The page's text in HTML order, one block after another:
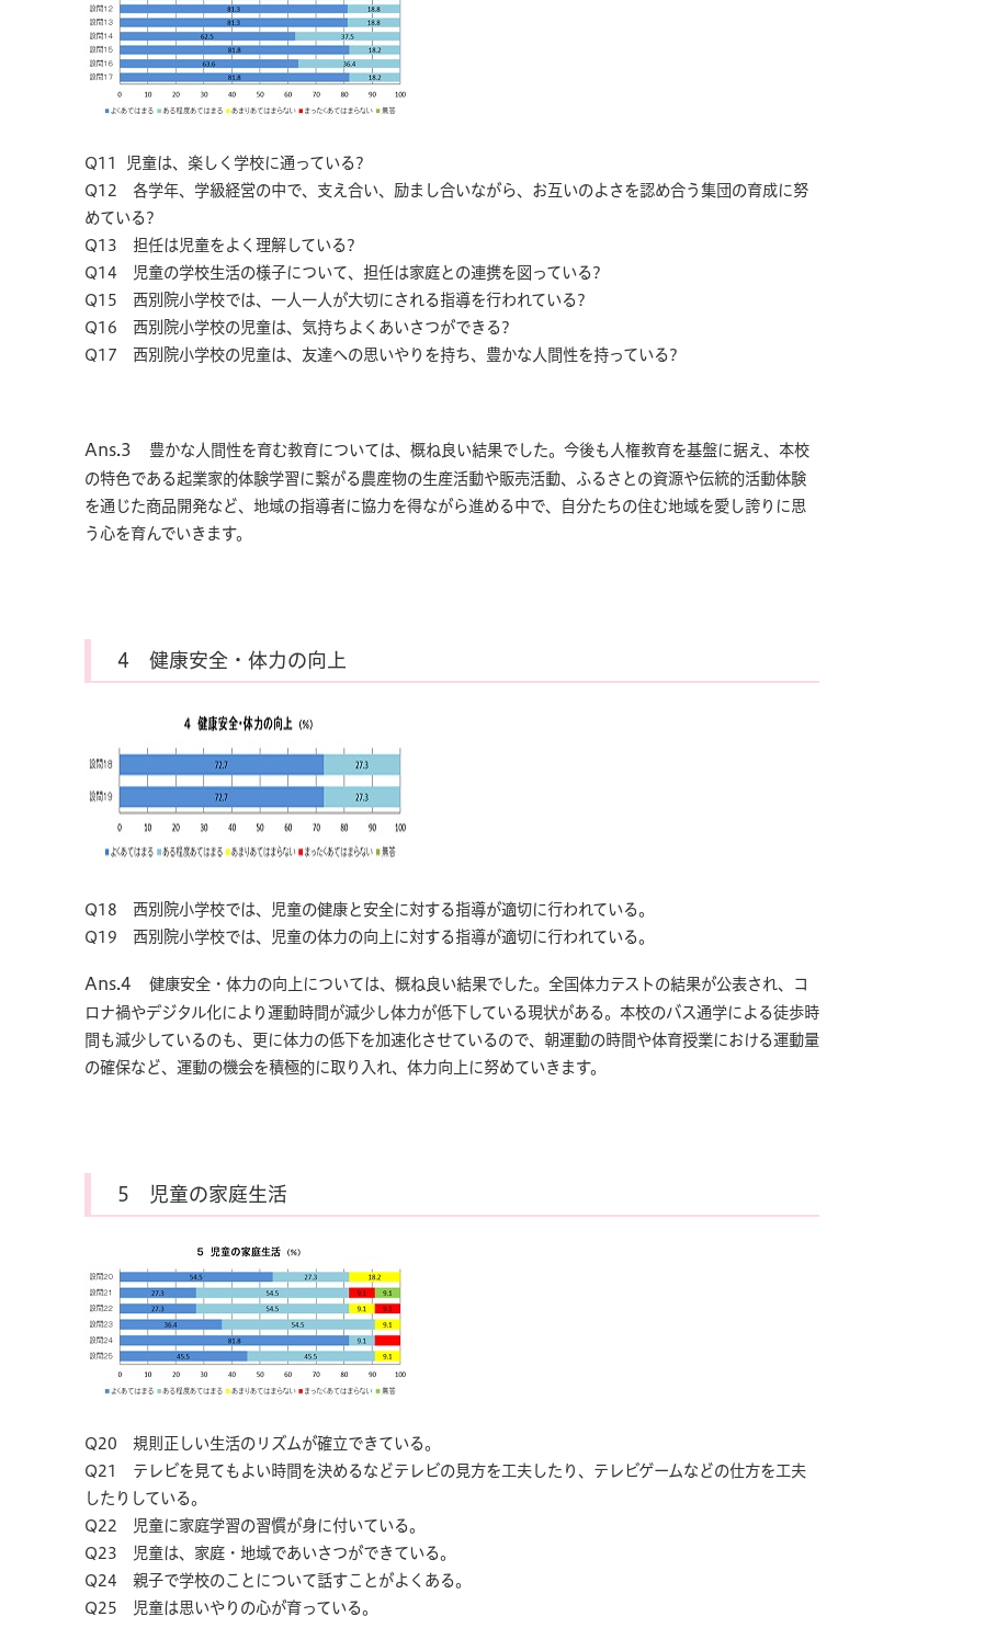
Q11 児童は、楽しく学校に通っている?
Q12 各学年、学級経営の中で、支え合い、励まし合いながら、お互いのよさを認め合う集団の育成に努
めている?
Q13 担任は児童をよく理解している?
Q14 児童の学校生活の様子について、担任は家庭との連携を図っている?
Q15 西別院小学校では、一人一人が大切にされる指導を行われている?
Q16 西別院小学校の児童は、気持ちよくあいさつができる?
Q17 西別院小学校の児童は、友達への思いやりを持ち、豊かな人間性を持っている?
Ans.3
豊かな人間性を育む教育については、概ね良い結果でした。今後も人権教育を基盤に据え、本校
の特色である起業家的体験学習に繋がる農産物の生産活動や販売活動、ふるさとの資源や伝統的活動体験
を通じた商品開発など、地域の指導者に協力を得ながら進める中で、自分たちの住む地域を愛し誇りに思
う心を育んでいきます。
4 健康安全・体力の向上
Q18 西別院小学校では、児童の健康と安全に対する指導が適切に行われている。
Q19 西別院小学校では、児童の体力の向上に対する指導が適切に行われている。
Ans.4 健康安全・体力の向上については、概ね良い結果でした。全国体力テストの結果が公表され、コ
ロナ禍やデジタル化により運動時間が減少し体力が低下している現状がある。本校のバス通学による徒歩時
間も減少しているのも、更に体力の低下を加速化させているので、朝運動の時間や体育授業における運動量
の確保など、運動の機会を積極的に取り入れ、体力向上に努めていきます。
5 児童の家庭生活
Q20 規則正しい生活のリズムが確立できている。
Q21 テレビを見てもよい時間を決めるなどテレビの見方を工夫したり、テレビゲームなどの仕方を工夫
したりしている。
Q22 児童に家庭学習の習慣が身に付いている。
Q23 児童は、家庭・地域であいさつができている。
Q24 親子で学校のことについて話すことがよくある。
Q25 児童は思いやりの心が育っている。